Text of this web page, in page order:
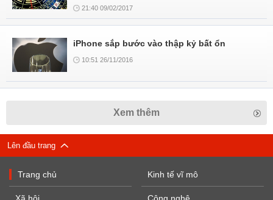
21:40 09/02/2017
iPhone sắp bước vào thập kỷ bất ổn
10:51 26/11/2016
Xem thêm
Lên đầu trang
Trang chủ Kinh tế vĩ mô